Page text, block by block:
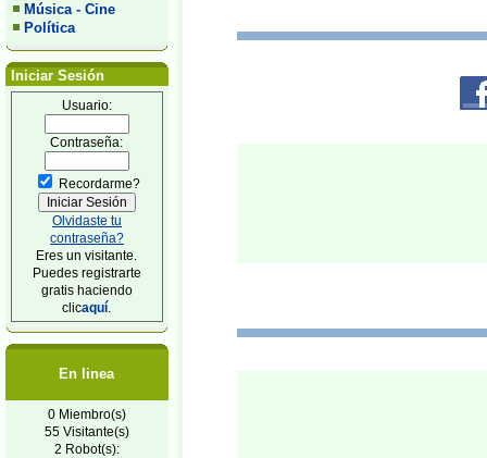
Música - Cine
Política
Iniciar Sesión
Usuario:
Contraseña:
Recordarme?
Olvidaste tu
contraseña?
Eres un visitante.
Puedes registrarte
gratis haciendo
clicaquí
En linea
0 Miembro(s)
55 Visitante(s)
2 Robot(s):